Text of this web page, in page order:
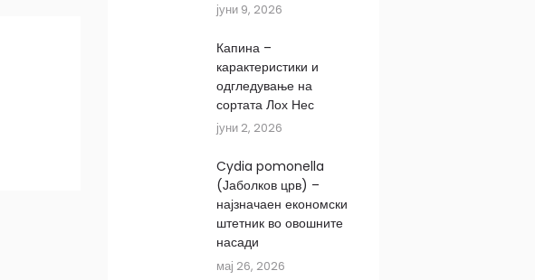
јуни 9, 2026
Капина –
карактеристики и
одгледување на
сортата Лох Нес
јуни 2, 2026
Cydia pomonella
(Јаболков црв) –
најзначаен економски
штетник во овошните
насади
мај 26, 2026